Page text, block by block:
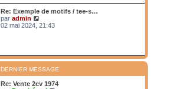
m
e
s
e
r
n
i
e
s
a
g
Re: Exemple de motifs / tee-s…
paradmin
o
d
e
n
02 mai 2024, 21:43
DERNIER MESSAGE
Re: Vente 2cv 1974